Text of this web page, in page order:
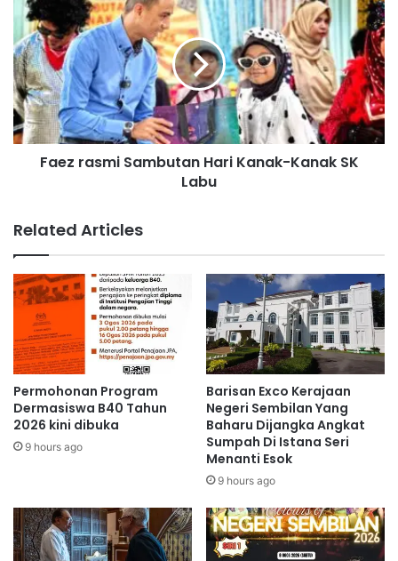
k
a
n
p
e
l
T
u
i
s
y
n
K
m
u
n
U
N
z
r
a
s
m
i
u
t
a
n
H
r
i
K
a
n
a
a
n
a
Faez rasmi Sambutan Hari Kanak-Kanak SK
Labu
Related Articles
Permohonan Program
Dermasiswa B40 Tahun
2026 kini dibuka
9 hours ago
Barisan Exco Kerajaan
Negeri Sembilan Yang
Baharu Dijangka Angkat
Sumpah Di Istana Seri
Menanti Esok
9 hours ago